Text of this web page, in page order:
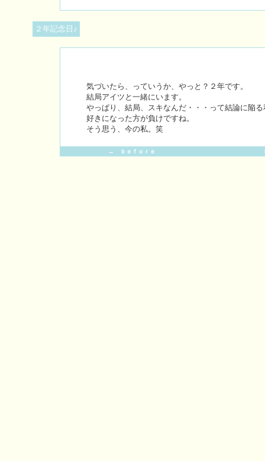
２年記念日♪
気づいたら、っていうか、やっと？２年です。
結局アイツと一緒にいます。
やっぱり、結局、スキなんだ・・・って結論に陥る
好きになった方が負けですね。
そう思う、今の私。笑
← ｂｅｆｏｒｅ